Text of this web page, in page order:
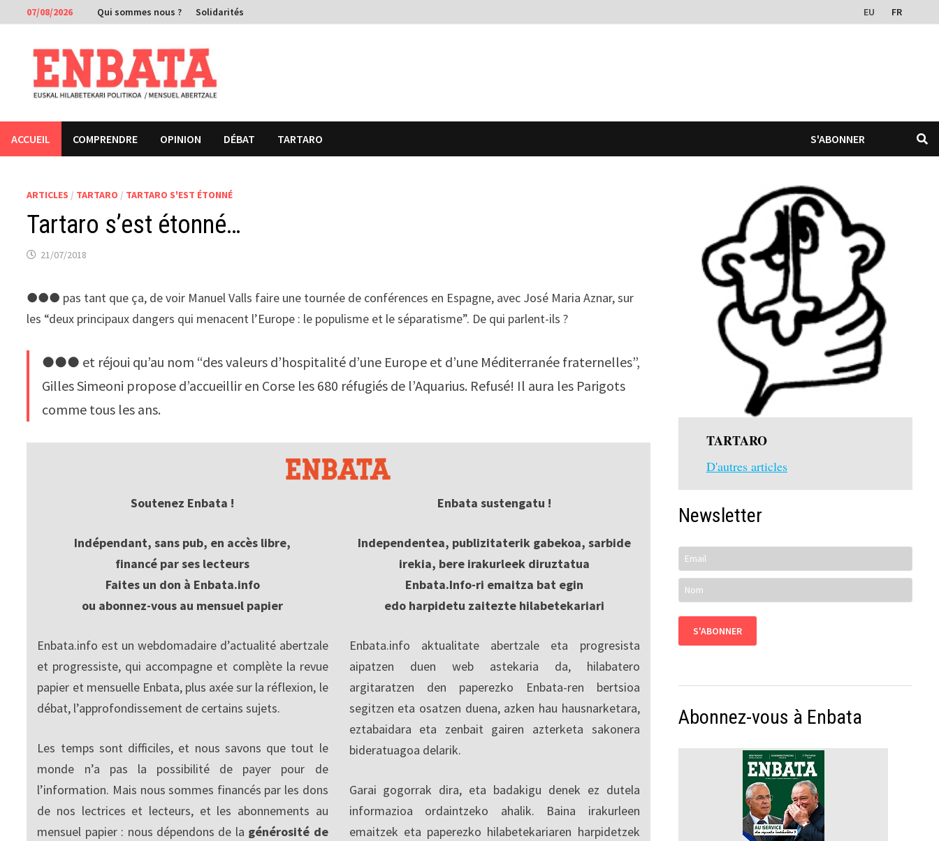
Passer
au
contenu
07/08/2026 Qui sommes nous ? Solidarités EU FR
ACCUEIL COMPRENDRE OPINION DÉBAT TARTARO S'ABONNER
ARTICLES / TARTARO / TARTARO S'EST ÉTONNÉ
Tartaro s’est étonné…
21/07/2018
●●● pas tant que ça, de voir Manuel Valls faire une tournée de conférences en Espagne, avec José Maria Aznar, sur
les “deux principaux dangers qui menacent l’Europe : le populisme et le séparatisme”. De qui parlent-ils ?
●●● et réjoui qu’au nom “des valeurs d’hospitalité d’une Europe et d’une Méditerranée fraternelles”,
Gilles Simeoni propose d’accueillir en Corse les 680 réfugiés de l’Aquarius. Refusé! Il aura les Parigots
comme tous les ans.
Soutenez Enbata !
Indépendant, sans pub, en accès libre,
financé par ses lecteurs
Faites un don à Enbata.info
ou abonnez-vous au mensuel papier
Enbata.info est un webdomadaire d’actualité abertzale
et progressiste, qui accompagne et complète la revue
papier et mensuelle Enbata, plus axée sur la réflexion, le
débat, l’approfondissement de certains sujets.
Les temps sont difficiles, et nous savons que tout le
monde n’a pas la possibilité de payer pour de
l’information. Mais nous sommes financés par les dons
de nos lectrices et lecteurs, et les abonnements au
mensuel papier : nous dépendons de la générosité de
Enbata sustengatu !
Independentea, publizitaterik gabekoa, sarbide
irekia, bere irakurleek diruztatua
Enbata.Info-ri emaitza bat egin
edo harpidetu zaitezte hilabetekariari
Enbata.info aktualitate abertzale eta progresista
aipatzen duen web astekaria da, hilabatero
argitaratzen den paperezko Enbata-ren bertsioa
segitzen eta osatzen duena, azken hau hausnarketara,
eztabaidara eta zenbait gairen azterketa sakonera
bideratuagoa delarik.
Garai gogorrak dira, eta badakigu denek ez dutela
informazioa ordaintzeko ahalik. Baina irakurleen
emaitzek eta paperezko hilabetekariaren harpidetzek
TARTARO
D'autres articles
Newsletter
Abonnez-vous à Enbata